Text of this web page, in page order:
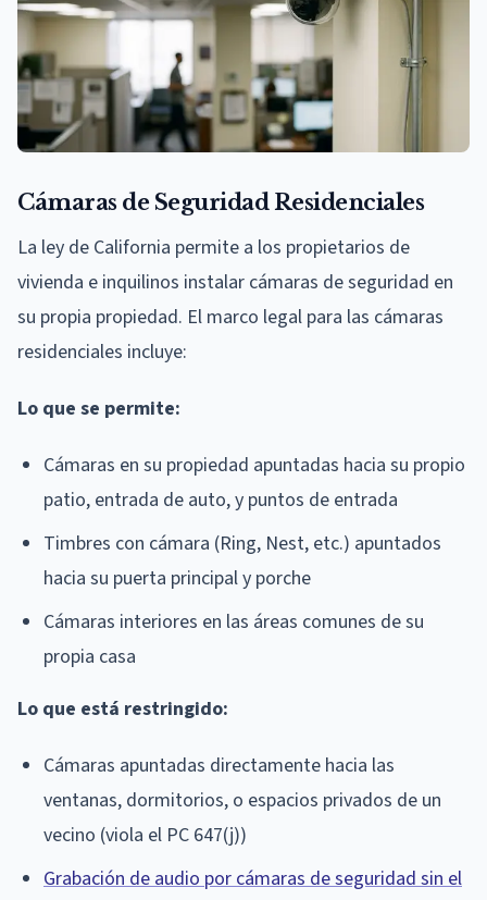
Cámaras de Seguridad Residenciales
La ley de California permite a los propietarios de
vivienda e inquilinos instalar cámaras de seguridad en
su propia propiedad. El marco legal para las cámaras
residenciales incluye:
Lo que se permite:
Cámaras en su propiedad apuntadas hacia su propio
patio, entrada de auto, y puntos de entrada
Timbres con cámara (Ring, Nest, etc.) apuntados
hacia su puerta principal y porche
Cámaras interiores en las áreas comunes de su
propia casa
Lo que está restringido:
Cámaras apuntadas directamente hacia las
ventanas, dormitorios, o espacios privados de un
vecino (viola el PC 647(j))
Grabación de audio por cámaras de seguridad sin el